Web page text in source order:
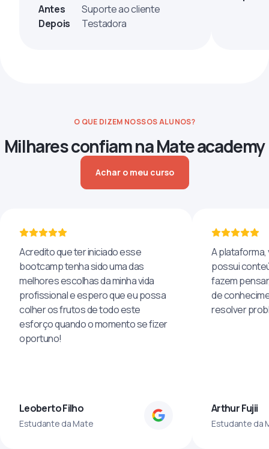
Antes
Suporte ao cliente
Depois
Testadora
O QUE DIZEM NOSSOS ALUNOS?
Milhares confiam na Mate academy
Achar o meu curso
Acredito que ter iniciado esse
bootcamp tenha sido uma das
melhores escolhas da minha vida
profissional e espero que eu possa
colher os frutos de todo este
esforço quando o momento se fizer
oportuno!
Leoberto Filho
Estudante da Mate
A plataforma,
possui
fazem
de
resolver
Arthur Fujii
Estudante da